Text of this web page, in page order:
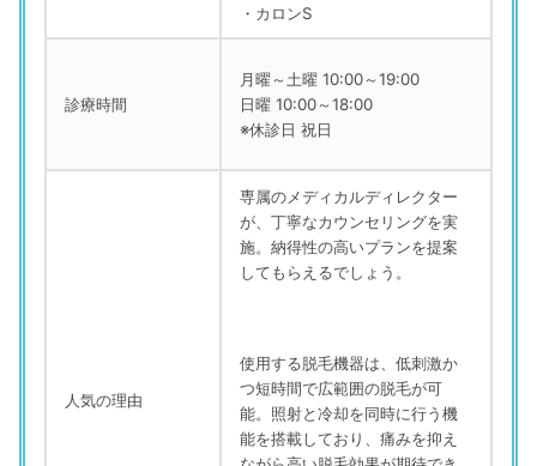
・カロンS
診療時間
月曜～土曜 10:00～19:00
日曜 10:00～18:00
※休診日 祝日
人気の理由
専属のメディカルディレクター
が、丁寧なカウンセリングを実
施。納得性の高いプランを提案
してもらえるでしょう。
使用する脱毛機器は、低刺激か
つ短時間で広範囲の脱毛が可
能。照射と冷却を同時に行う機
能を搭載しており、痛みを抑え